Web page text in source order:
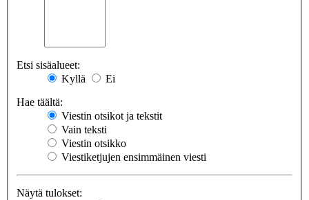
Etsi sisäalueet:
Kyllä
Ei
Hae täältä:
Viestin otsikot ja tekstit
Vain teksti
Viestin otsikko
Viestiketjujen ensimmäinen viesti
Näytä tulokset: